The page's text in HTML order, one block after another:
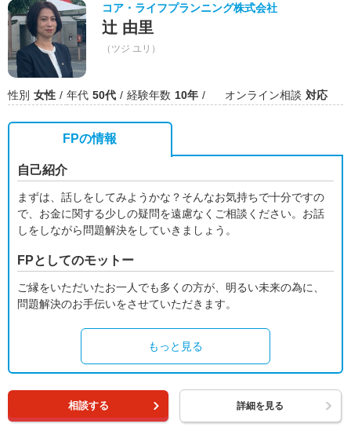
コア・ライフプランニング株式会社
辻 由里
（ツジ ユリ）
性別 女性 年代 50代 経験年数 10年 オンライン相談 対応
FPの情報
自己紹介
まずは、話しをしてみようかな？そんなお気持ちで十分ですの
で、お金に関する少しの疑問を遠慮なくご相談ください。お話
しをしながら問題解決をしていきましょう。
FPとしてのモットー
ご縁をいただいたお一人でも多くの方が、明るい未来の為に、
問題解決のお手伝いをさせていただきます。
もっと見る
相談する 詳細を見る